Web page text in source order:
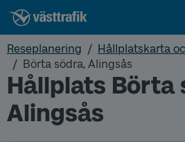
Reseplanering
Hållplatskarta
Börta södra, Alingsås
Hållplats Börta
Alingsås